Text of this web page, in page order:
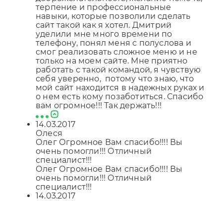
терпение и профессиональные
навыки, которые позволили сделать
сайт такой как я хотел. Дмитрий
уделили мне много времени по
телефону, понял меня с полуслова и
смог реализовать сложное меню и не
только на моем сайте. Мне приятно
работать с такой командой, я чувствую
себя уверенно, потому что знаю, что
мой сайт находится в надежных руках и
о нем есть кому позаботиться. Спасибо
вам огромное!!! Так держать!!!
14.03.2017
Олеся
Олег Огромное Вам спасибо!!!! Вы
очень помогли!!! Отличный
специалист!!!
Олег Огромное Вам спасибо!!!! Вы
очень помогли!!! Отличный
специалист!!!
14.03.2017